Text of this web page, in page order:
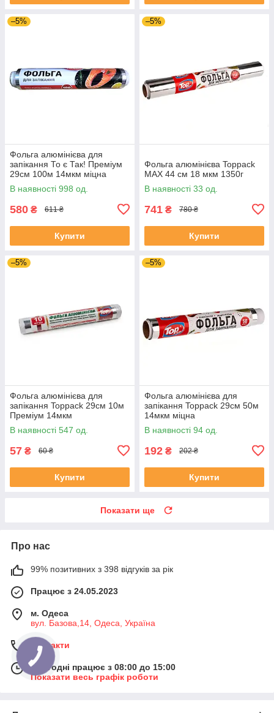
–5%
Фольга алюмінієва для
запікання То є Так! Преміум
29см 100м 14мкм міцна
В наявності 998 од.
580 ₴ 611 ₴
Купити
–5%
Фольга алюмінієва Toppack
MAX 44 см 18 мкм 1350г
В наявності 33 од.
741 ₴ 780 ₴
Купити
–5%
Фольга алюмінієва для
запікання Toppack 29см 10м
Преміум 14мкм
В наявності 547 од.
57 ₴ 60 ₴
Купити
–5%
Фольга алюмінієва для
запікання Toppack 29см 50м
14мкм міцна
В наявності 94 од.
192 ₴ 202 ₴
Купити
Показати ще
Про нас
99% позитивних з 398 відгуків за рік
Працює з 24.05.2023
м. Одеса
вул. Базова,14, Одеса, Україна
Контакти
Сьогодні працює з 08:00 до 15:00
Показати весь графік роботи